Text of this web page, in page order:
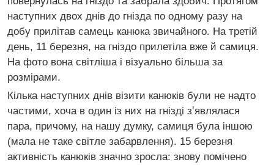
наступних двох днів до гнізда по одному разу на
добу прилітав самець канюка звичайного. На третій
день, 11 березня, на гніздо прилетіла вже й самиця.
На фото вона світліша і візуально більша за
розмірами.
Кілька наступних днів візити канюків були не надто
частими, хоча в один із них на гнізді зʼявлялася
пара, причому, на нашу думку, самиця була іншою
(мала не таке світле забарвлення). 15 березня
активність канюків значно зросла: знову помічено